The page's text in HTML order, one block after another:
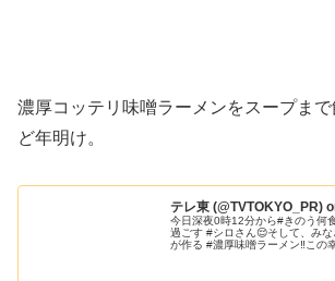
濃厚コッテリ味噌ラーメンをスープまで
ど年明け。
テレ東 (@TVTOKYO_PR)
今日深夜0時12分から#きのう何
過ごす #シロさん😌そして、み
が作る #濃厚味噌ラーメン‼️この